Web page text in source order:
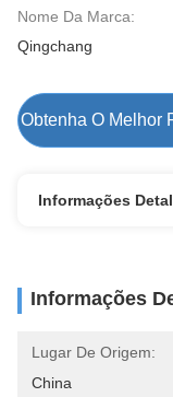
Nome Da Marca:
Qingchang
Obtenha O Melhor
Informações
Informações
Lugar De Origem:
China